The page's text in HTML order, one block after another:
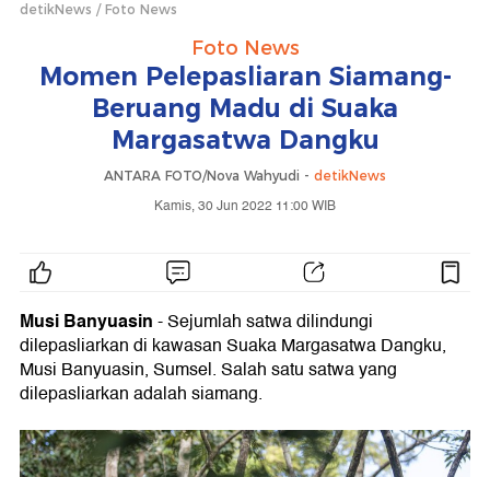
detikNews Foto News
Foto News
Momen Pelepasliaran Siamang-
Beruang Madu di Suaka
Margasatwa Dangku
ANTARA FOTO/Nova Wahyudi - detikNews
Kamis, 30 Jun 2022 11:00 WIB
Musi Banyuasin- Sejumlah satwa dilindungi
dilepasliarkan di kawasan Suaka Margasatwa Dangku,
Musi Banyuasin, Sumsel. Salah satu satwa yang
dilepasliarkan adalah siamang.